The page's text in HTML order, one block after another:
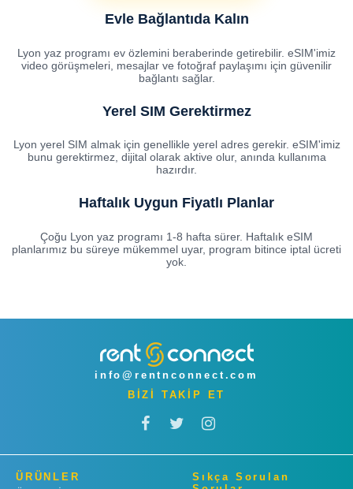
Evle Bağlantıda Kalın
Lyon yaz programı ev özlemini beraberinde getirebilir. eSIM'imiz
video görüşmeleri, mesajlar ve fotoğraf paylaşımı için güvenilir
bağlantı sağlar.
Yerel SIM Gerektirmez
Lyon yerel SIM almak için genellikle yerel adres gerekir. eSIM'imiz
bunu gerektirmez, dijital olarak aktive olur, anında kullanıma
hazırdır.
Haftalık Uygun Fiyatlı Planlar
Çoğu Lyon yaz programı 1-8 hafta sürer. Haftalık eSIM
planlarımız bu süreye mükemmel uyar, program bitince iptal ücreti
yok.
info@rentnconnect.com
BİZİ TAKİP ET
ÜRÜNLER
Sıkça Sorulan